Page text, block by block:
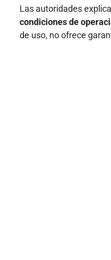
Las autoridades
condiciones de
de uso, no ofrece